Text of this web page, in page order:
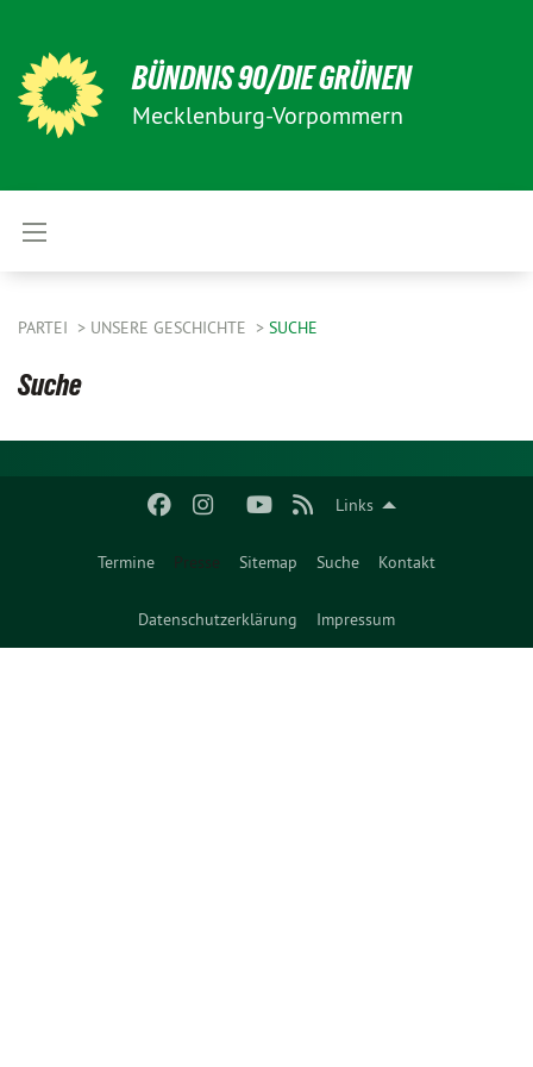
Links
Termine Presse Sitemap Suche Kontakt
Datenschutzerklärung Impressum
BÜNDNIS 90/DIE GRÜNEN
Mecklenburg-Vorpommern
PARTEI UNSERE GESCHICHTE SUCHE
Suche